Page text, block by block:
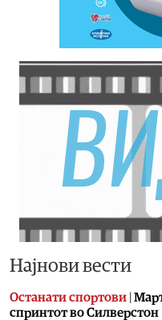
Најнови вести
Останати спортови
спринтот во Силверстон